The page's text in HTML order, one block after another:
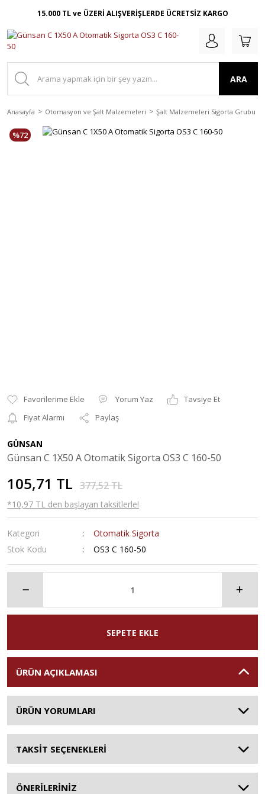
15.000 TL ve ÜZERİ ALIŞVERİŞLERDE ÜCRETSİZ KARGO
ARA
Anasayfa Otomasyon ve Şalt Malzemeleri Şalt Malzemeleri Sigorta Grubu
%72
Yorum Yaz
Tavsiye Et
Fiyat Alarmı
Paylaş
GÜNSAN
Günsan C 1X50 A Otomatik Sigorta OS3 C 160-50
105,71 TL 377,52 TL
*10,97 TL den başlayan taksitlerle!
Kategori
Otomatik Sigorta
Stok Kodu
OS3 C 160-50
SEPETE EKLE
ÜRÜN AÇIKLAMASI
ÜRÜN YORUMLARI
TAKSİT SEÇENEKLERİ
ÖNERİLERİNİZ